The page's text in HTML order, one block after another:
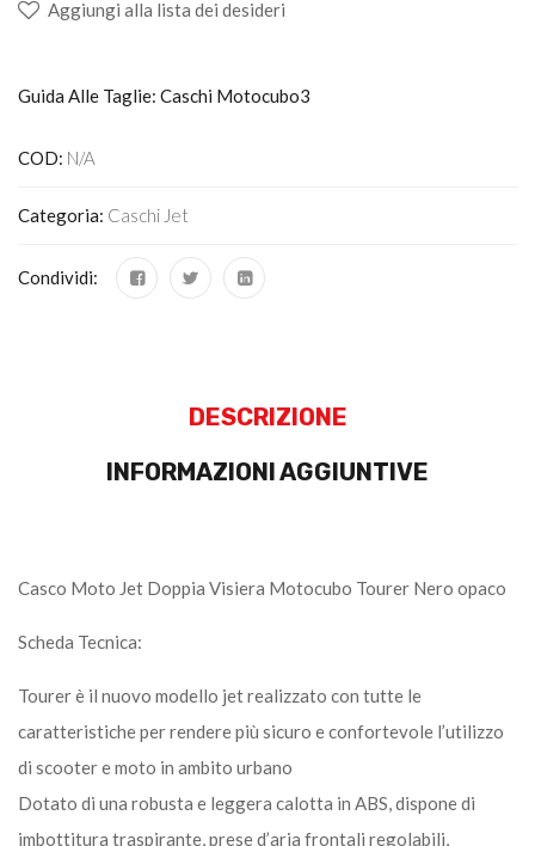
Aggiungi alla lista dei desideri
Guida Alle Taglie: Caschi Motocubo3
COD: N/A
Categoria: Caschi Jet
Condividi:
DESCRIZIONE
INFORMAZIONI AGGIUNTIVE
Casco Moto Jet Doppia Visiera Motocubo Tourer Nero opaco
Scheda Tecnica:
Tourer è il nuovo modello jet realizzato con tutte le
caratteristiche per rendere più sicuro e confortevole l’utilizzo
di scooter e moto in ambito urbano
Dotato di una robusta e leggera calotta in ABS, dispone di
imbottitura traspirante, prese d’aria frontali regolabili,